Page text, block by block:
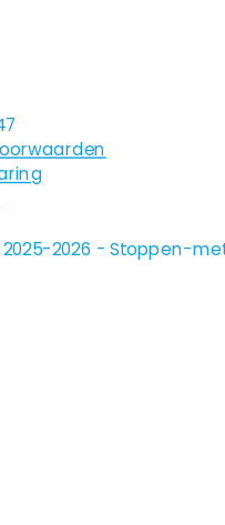
2026 - Stoppen-